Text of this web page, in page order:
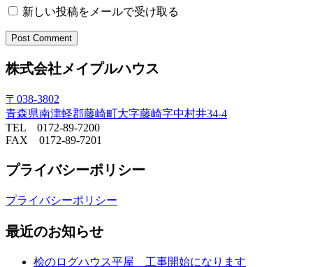
新しい投稿をメールで受け取る
株式会社メイプルハウス
〒038-3802
青森県南津軽郡藤崎町大字藤崎字中村井34-4
TEL 0172-89-7200
FAX 0172-89-7201
プライバシーポリシー
プライバシーポリシー
最近のお知らせ
桧のログハウス平屋 工事開始になります